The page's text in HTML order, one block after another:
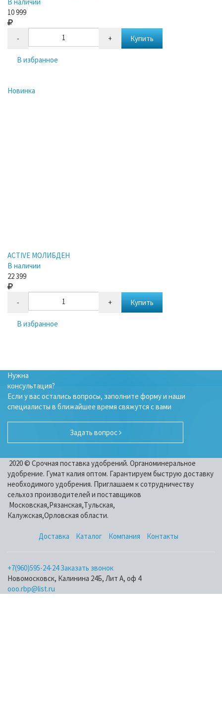
В наличии
10 999
- + Купить
В избранное
Новинка
ACTIVE МОЛИБДЕН
В наличии
22 399
- + Купить
В избранное
Нужна
консультация?
Если у вас остались вопросы, заполните форму и наши
специалисты в ближайшее время свяжутся с вами
Задать вопрос
2020 © Срочная поставка удобрений. Органоминеральное
удобрение. Гумат калия оптом. Гарантируем быструю доставку
необходимого удобрения. Приглашаем к сотрудничеству
сельхоз производителей и поставщиков
Московская,Рязанская,Тульская,
Калужская,Орловская области.
Доставка Каталог Компания Контакты
+7(960)595-24-24 Заказать звонок
Новомосковск, Калинина 24Б, Лит А, оф 4
ooo.rbp@list.ru